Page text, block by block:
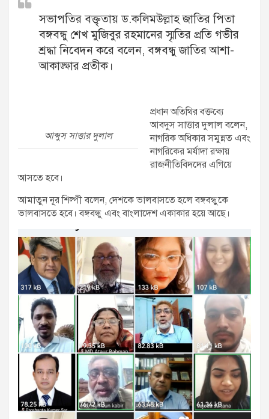
সভাপতির বক্তৃতায় ড.কলিমউল্লাহ জাতির পিতা
বঙ্গবন্ধু শেখ মুজিবুর রহমানের স্মৃতির প্রতি গভীর
শ্রদ্ধা নিবেদন করে বলেন, বঙ্গবন্ধু জাতির আশা-
আকাঙ্ক্ষার প্রতীক।
আব্দুস সাত্তার দুলাল
প্রধান অতিথির বক্তব্যে
আবদুস সাত্তার দুলাল বলেন,
নাগরিক অধিকার সমুন্নত এবং
নাগরিকের মর্যাদা রক্ষায়
রাজনীতিবিদদের এগিয়ে
আসতে হবে।
আমাতুন নূর শিল্পী বলেন, দেশকে ভালবাসতে হলে বঙ্গবন্ধুকে
ভালবাসতে হবে। বঙ্গবন্ধু এবং বাংলাদেশ একাকার হয়ে আছে।